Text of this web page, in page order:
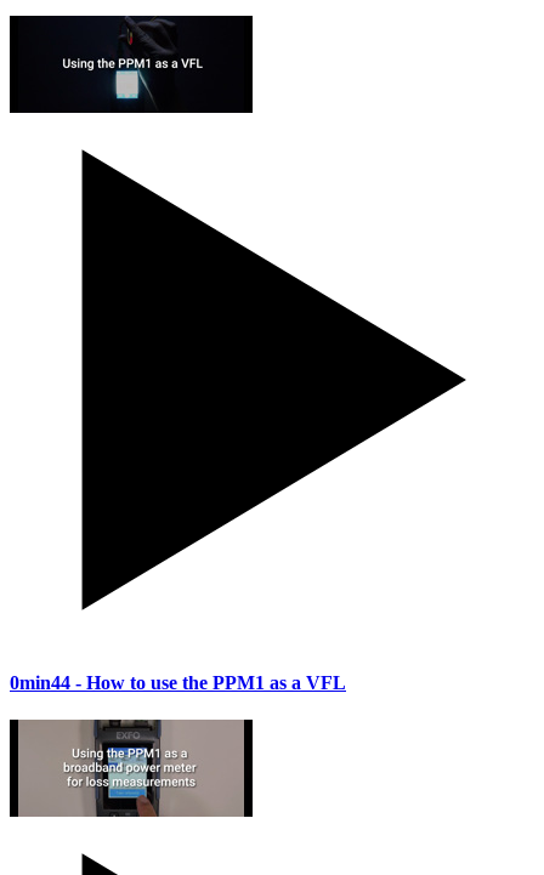
0min44 - How to use the PPM1 as a VFL